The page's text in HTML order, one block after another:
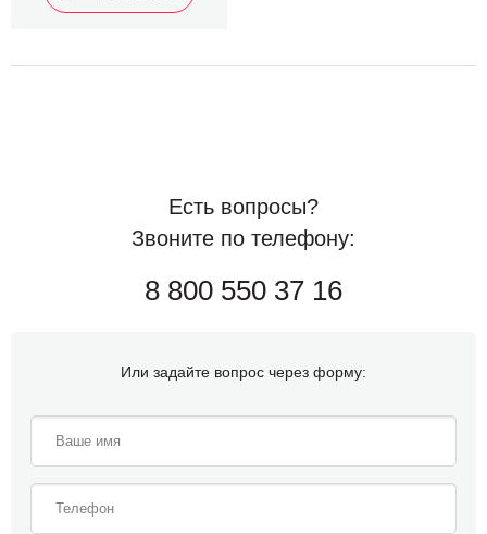
Есть вопросы?
Звоните по телефону:
8 800 550 37 16
Или задайте вопрос через форму: